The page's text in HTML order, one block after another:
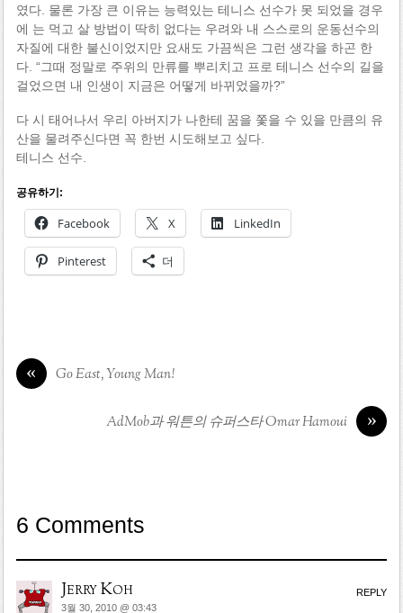
였다. 물론 가장 큰 이유는 능력있는 테니스 선수가 못 되었을 경우
에 는 먹고 살 방법이 딱히 없다는 우려와 내 스스로의 운동선수의
자질에 대한 불신이었지만 요새도 가끔씩은 그런 생각을 하곤 한
다. “그때 정말로 주위의 만류를 뿌리치고 프로 테니스 선수의 길을
걸었으면 내 인생이 지금은 어떻게 바뀌었을까?”
다 시 태어나서 우리 아버지가 나한테 꿈을 쫓을 수 있을 만큼의 유
산을 물려주신다면 꼭 한번 시도해보고 싶다.
테니스 선수.
공유하기:
Facebook X LinkedIn
Pinterest 더
« Go East, Young Man!
»
AdMob과 워튼의 슈퍼스타 Omar Hamoui
6 Comments
Jerry Koh
3월 30, 2010 @ 03:43
REPLY